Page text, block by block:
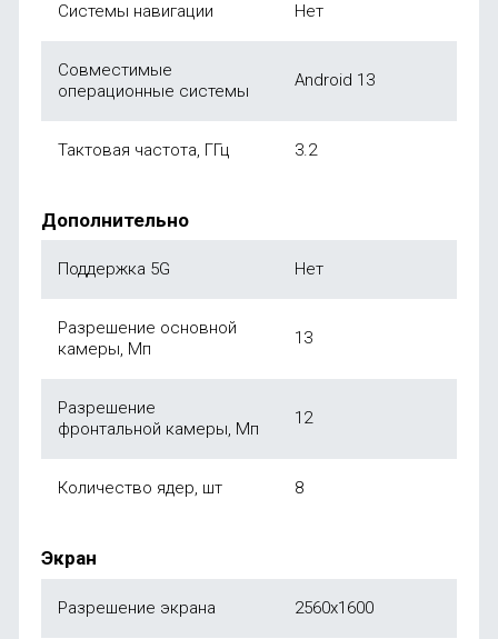
Системы навигации Нет
Совместимые
операционные системы
Android 13
Тактовая частота, ГГц 3.2
Дополнительно
Поддержка 5G Нет
Разрешение основной
камеры, Мп
13
Разрешение
фронтальной камеры, Мп
12
Количество ядер, шт 8
Экран
Разрешение экрана 2560x1600